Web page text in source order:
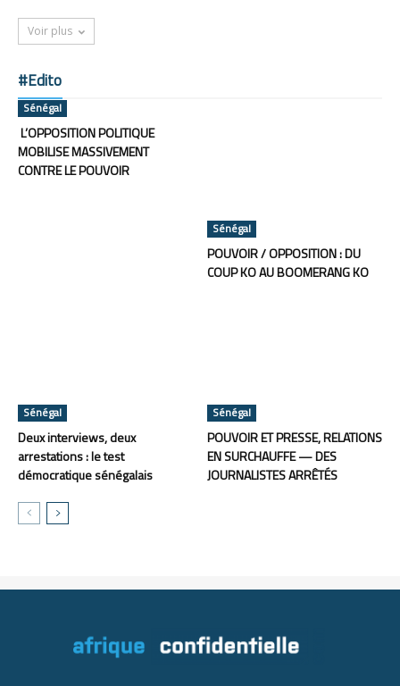
Voir plus
#Edito
Sénégal
L’OPPOSITION POLITIQUE
MOBILISE MASSIVEMENT
CONTRE LE POUVOIR
Sénégal
POUVOIR / OPPOSITION : DU
COUP KO AU BOOMERANG KO
Sénégal
Deux interviews, deux
arrestations : le test
démocratique sénégalais
Sénégal
POUVOIR ET PRESSE, RELATIONS
EN SURCHAUFFE — DES
JOURNALISTES ARRÊTÉS